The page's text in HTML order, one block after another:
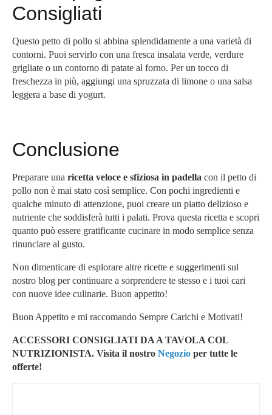
Consigliati
Questo petto di pollo si abbina splendidamente a una varietà di
contorni. Puoi servirlo con una fresca insalata verde, verdure
grigliate o un contorno di patate al forno. Per un tocco di
freschezza in più, aggiungi una spruzzata di limone o una salsa
leggera a base di yogurt.
Conclusione
Preparare una ricetta veloce e sfiziosa in padella con il petto di
pollo non è mai stato così semplice. Con pochi ingredienti e
qualche minuto di attenzione, puoi creare un piatto delizioso e
nutriente che soddisferà tutti i palati. Prova questa ricetta e scopri
quanto può essere gratificante cucinare in modo semplice senza
rinunciare al gusto.
Non dimenticare di esplorare altre ricette e suggerimenti sul
nostro blog per continuare a sorprendere te stesso e i tuoi cari
con nuove idee culinarie. Buon appetito!
Buon Appetito e mi raccomando Sempre Carichi e Motivati!
ACCESSORI CONSIGLIATI DA A TAVOLA COL
NUTRIZIONISTA. Visita il nostro Negozio per tutte le
offerte!